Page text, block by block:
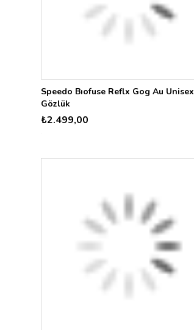
Speedo Bıofuse Reflx Gog Au Unisex
Gözlük
₺2.499,00